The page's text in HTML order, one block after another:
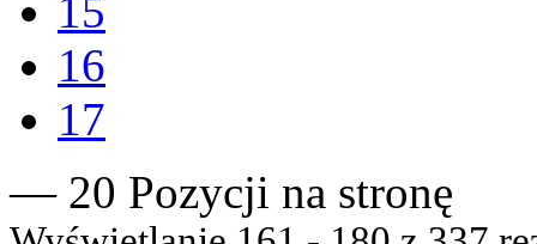
15
16
17
— 20 Pozycji na stronę